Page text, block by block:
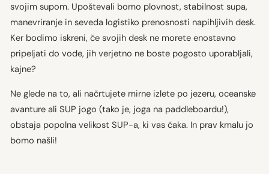
svojim supom. Upoštevali bomo plovnost, stabilnost supa,
manevriranje in seveda logistiko prenosnosti napihljivih desk.
Ker bodimo iskreni, če svojih desk ne morete enostavno
pripeljati do vode, jih verjetno ne boste pogosto uporabljali,
kajne?
Ne glede na to, ali načrtujete mirne izlete po jezeru, oceanske
avanture ali SUP jogo (tako je, joga na paddleboardu!),
obstaja popolna velikost SUP-a, ki vas čaka. In prav kmalu jo
bomo našli!